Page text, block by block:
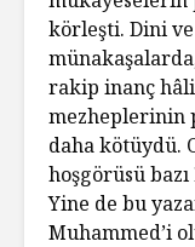
körleşti. Dini
rakip inanç
mezheplerinin
daha kötüydü.
hoşgörüsü
Yine de bu
Muhammed’i